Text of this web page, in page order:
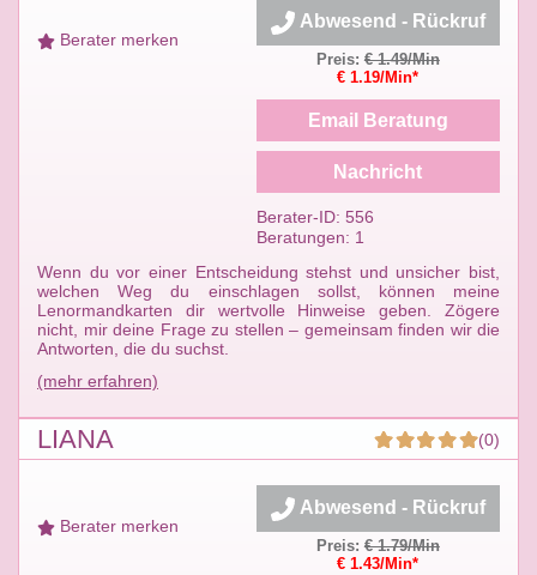
Berater merken
Wenn du vor einer Entscheidung stehst und unsicher bist,
welchen Weg du einschlagen sollst, können meine
Lenormandkarten dir wertvolle Hinweise geben. Zögere
nicht, mir deine Frage zu stellen – gemeinsam finden wir die
Antworten, die du suchst.
(mehr erfahren)
Abwesend - Rückruf
Preis:€ 1.49/Min
€ 1.19/Min*
Email Beratung
Nachricht
Berater-ID: 556
Beratungen: 1
LIANA (0)
Berater merken
Abwesend - Rückruf
Preis:€ 1.79/Min
€ 1.43/Min*